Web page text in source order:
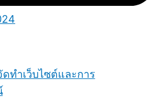
ทำเว็บไซต์และการ